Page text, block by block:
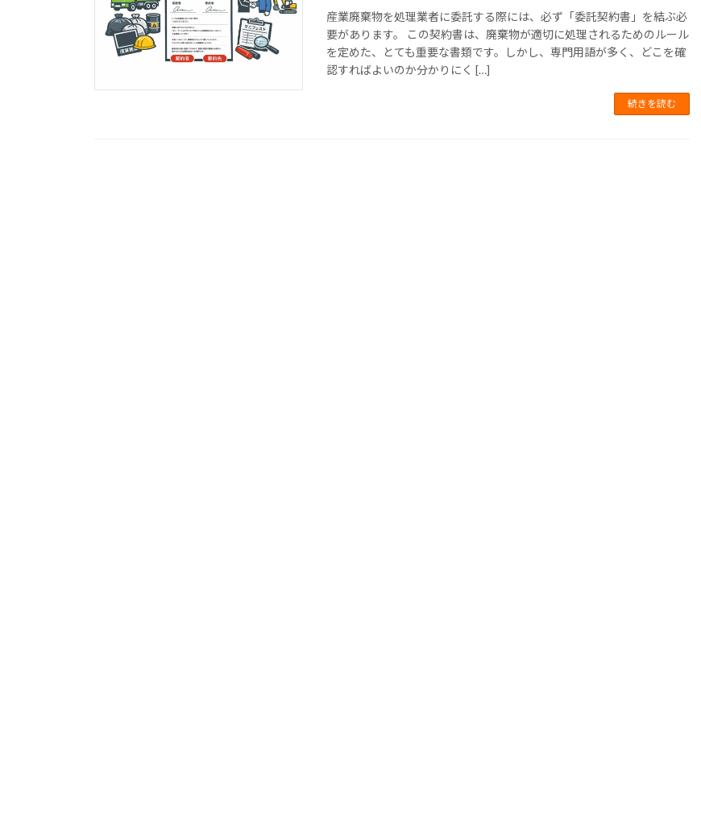
産業廃棄物を処理業者に委託する際には、必ず「委託契約書」を結ぶ必
要があります。 この契約書は、廃棄物が適切に処理されるためのルール
を定めた、とても重要な書類です。しかし、専門用語が多く、どこを確
認すればよいのか分かりにく […]
続きを読む